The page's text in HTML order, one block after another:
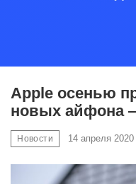
Apple осенью
новых айфона
Новости 14 апреля 2020